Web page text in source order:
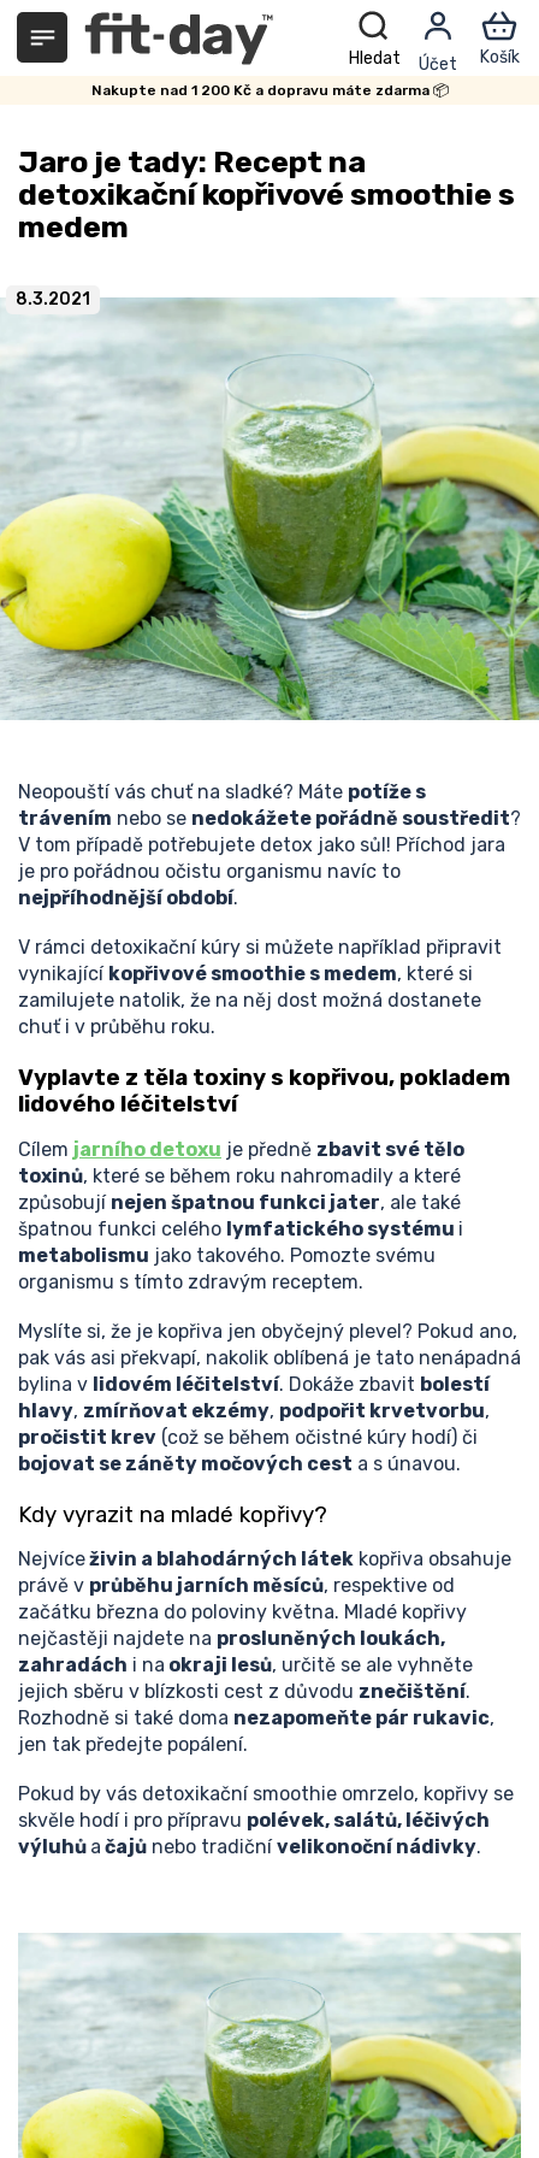
Přejít
obsah
Nakupte nad 1 200 Kč a dopravu máte zdarma 📦
Jaro je tady: Recept na
detoxikační kopřivové smoothie s
medem
8.3.2021
Neopouští vás chuť na sladké? Máte potíže s
trávením nebo se nedokážete pořádně soustředit?
V tom případě potřebujete detox jako sůl! Příchod jara
je pro pořádnou očistu organismu navíc to
nejpříhodnější období.
V rámci detoxikační kúry si můžete například připravit
vynikající kopřivové smoothie s medem, které si
zamilujete natolik, že na něj dost možná dostanete
chuť i v průběhu roku.
Vyplavte z těla toxiny s kopřivou, pokladem
lidového léčitelství
Cílem jarního detoxu je předně zbavit své tělo
toxinů, které se během roku nahromadily a které
způsobují nejen špatnou funkci jater, ale také
špatnou funkci celého lymfatického systému i
metabolismu jako takového. Pomozte svému
organismu s tímto zdravým receptem.
Myslíte si, že je kopřiva jen obyčejný plevel? Pokud ano,
pak vás asi překvapí, nakolik oblíbená je tato nenápadná
bylina v lidovém léčitelství. Dokáže zbavit bolestí
hlavy, zmírňovat ekzémy, podpořit krvetvorbu,
pročistit krev (což se během očistné kúry hodí) či
bojovat se záněty močových cest a s únavou.
Kdy vyrazit na mladé kopřivy?
Nejvíceživin a blahodárných látek kopřiva obsahuje
právě v průběhu jarních měsíců, respektive od
začátku března do poloviny května. Mladé kopřivy
nejčastěji najdete na prosluněných loukách,
zahradách i na okraji lesů, určitě se ale vyhněte
jejich sběru v blízkosti cest z důvodu znečištění.
Rozhodně si také doma nezapomeňte pár rukavic,
jen tak předejte popálení.
Pokud by vás detoxikační smoothie omrzelo, kopřivy se
skvěle hodí i pro přípravu polévek, salátů, léčivých
výluhů a čajů nebo tradičnívelikonoční nádivky.